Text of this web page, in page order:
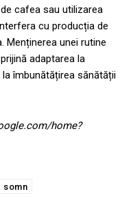
cafea sau utilizarea
cu producția de
Menținerea unei rutine
adaptarea la
îmbunătățirea sănătății
home?
somn